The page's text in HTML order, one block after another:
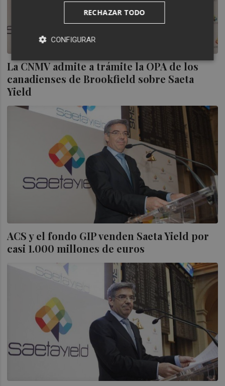
La CNMV admite a trámite la OPA de los
canadienses de Brookfield sobre Saeta
Yield
ACS y el fondo GIP venden Saeta Yield por
casi 1.000 millones de euros
RECHAZAR TODO
CONFIGURAR